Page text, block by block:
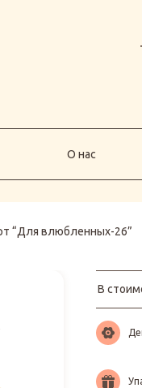
О нас
“Для влюбленных-26”
В